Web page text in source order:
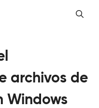
archivos de
Windows